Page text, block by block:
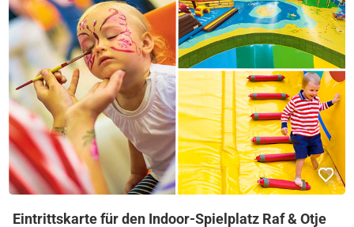
Eintrittskarte für den Indoor-Spielplatz Raf & Otje